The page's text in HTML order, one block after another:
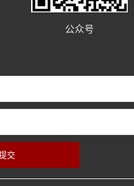
公众号